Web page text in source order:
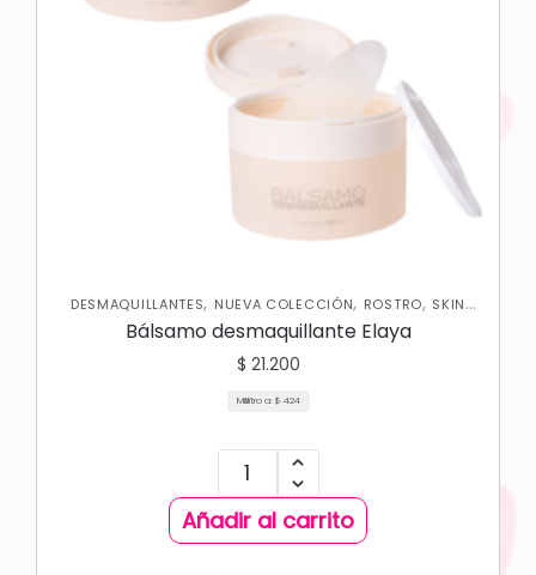
DESMAQUILLANTES, NUEVA COLECCIÓN, ROSTRO, SKIN
CARE FACIAL
Bálsamo desmaquillante Elaya
$ 21.200
Mililitro a: $ 424
Añadir al carrito